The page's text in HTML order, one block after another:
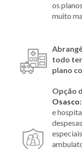
os
muito
todo
plano
Opção
Osasco:
e